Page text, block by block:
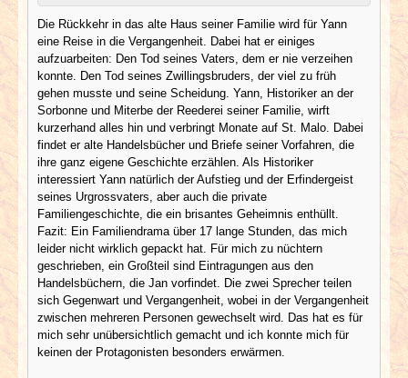
Die Rückkehr in das alte Haus seiner Familie wird für Yann
eine Reise in die Vergangenheit. Dabei hat er einiges
aufzuarbeiten: Den Tod seines Vaters, dem er nie verzeihen
konnte. Den Tod seines Zwillingsbruders, der viel zu früh
gehen musste und seine Scheidung. Yann, Historiker an der
Sorbonne und Miterbe der Reederei seiner Familie, wirft
kurzerhand alles hin und verbringt Monate auf St. Malo. Dabei
findet er alte Handelsbücher und Briefe seiner Vorfahren, die
ihre ganz eigene Geschichte erzählen. Als Historiker
interessiert Yann natürlich der Aufstieg und der Erfindergeist
seines Urgrossvaters, aber auch die private
Familiengeschichte, die ein brisantes Geheimnis enthüllt.
Fazit: Ein Familiendrama über 17 lange Stunden, das mich
leider nicht wirklich gepackt hat. Für mich zu nüchtern
geschrieben, ein Großteil sind Eintragungen aus den
Handelsbüchern, die Jan vorfindet. Die zwei Sprecher teilen
sich Gegenwart und Vergangenheit, wobei in der Vergangenheit
zwischen mehreren Personen gewechselt wird. Das hat es für
mich sehr unübersichtlich gemacht und ich konnte mich für
keinen der Protagonisten besonders erwärmen.